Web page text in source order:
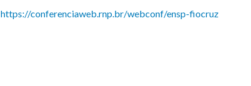
https://conferenciaweb.rnp.br/webconf/ensp-fiocruz